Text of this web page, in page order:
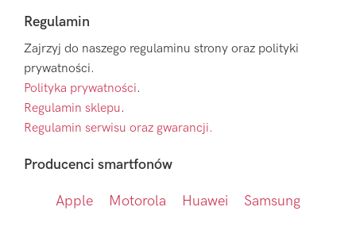
Regulamin
Zajrzyj do naszego regulaminu strony oraz polityki
prywatności.
Polityka prywatności.
Regulamin sklepu.
Regulamin serwisu oraz gwarancji.
Producenci smartfonów
Apple Motorola Huawei Samsung